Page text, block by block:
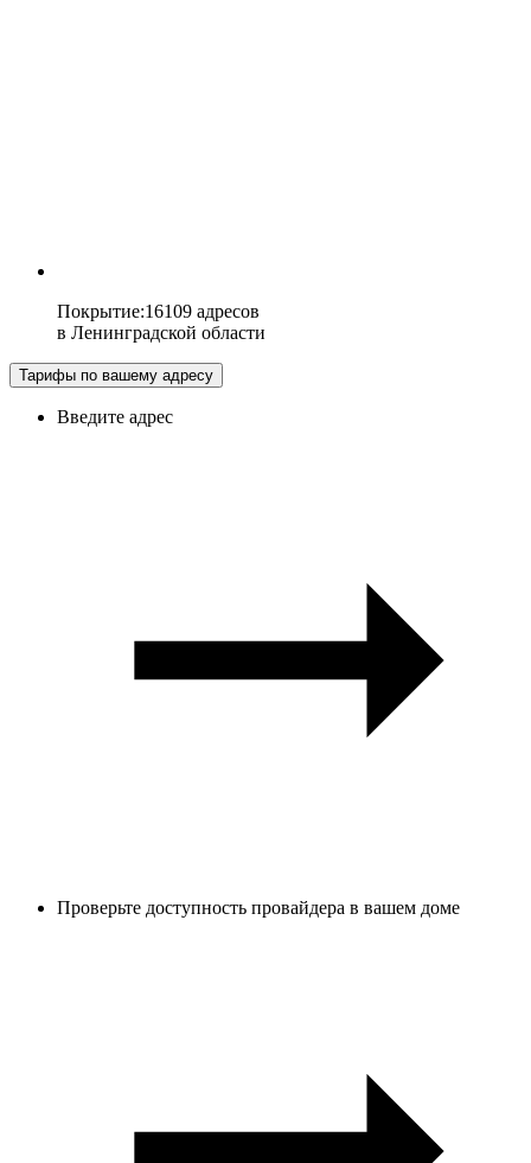
Покрытие:16109 адресов
в Ленинградской области
Тарифы по вашему адресу
Введите адрес
Проверьте доступность провайдера в вашем доме